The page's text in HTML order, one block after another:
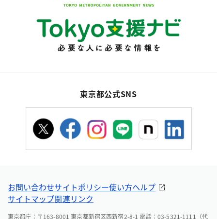
東京都公式SNS
お問い合わせサイトポリシー使い方ヘルプ
サイトマップ関連リンク
東京都庁：〒163-8001 東京都新宿区西新宿2-8-1 電話：03-5321-1111（代